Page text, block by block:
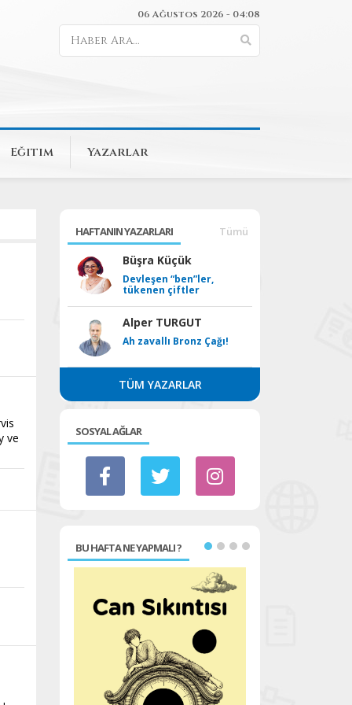
06 Ağustos 2026 - 04:08
Eğitim Yazarlar
ve
HAFTANIN YAZARLARI Tümü
Büşra Küçük
Devleşen “ben”ler,
tükenen çiftler
Alper TURGUT
Ah zavallı Bronz Çağı!
TÜM YAZARLAR
SOSYAL AĞLAR
BU HAFTA NE YAPMALI ?